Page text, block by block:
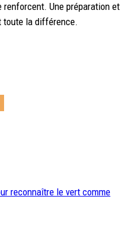
Une préparation et
toute la différence.
reconnaître le vert comme